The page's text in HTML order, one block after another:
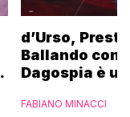
d’Urso,
Ballando con
Dagospia è
FABIANO MINACCI